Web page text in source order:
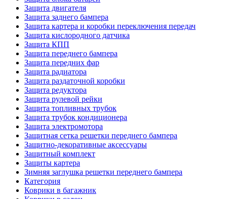
Защита двигателя
Защита заднего бампера
Защита картера и коробки переключения передач
Защита кислородного датчика
Защита КПП
Защита переднего бампера
Защита передних фар
Защита радиатора
Защита раздаточной коробки
Защита редуктора
Защита рулевой рейки
Защита топливных трубок
Защита трубок кондиционера
Защита электромотора
Защитная сетка решетки переднего бампера
Защитно-декоративные аксессуары
Защитный комплект
Защиты картера
Зимняя заглушка решетки переднего бампера
Категория
Коврики в багажник